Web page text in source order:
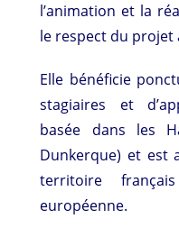
l’animation et la
le respect du projet
Elle bénéficie
stagiaires et
basée dans les
Dunkerque) et est
territoire
européenne.